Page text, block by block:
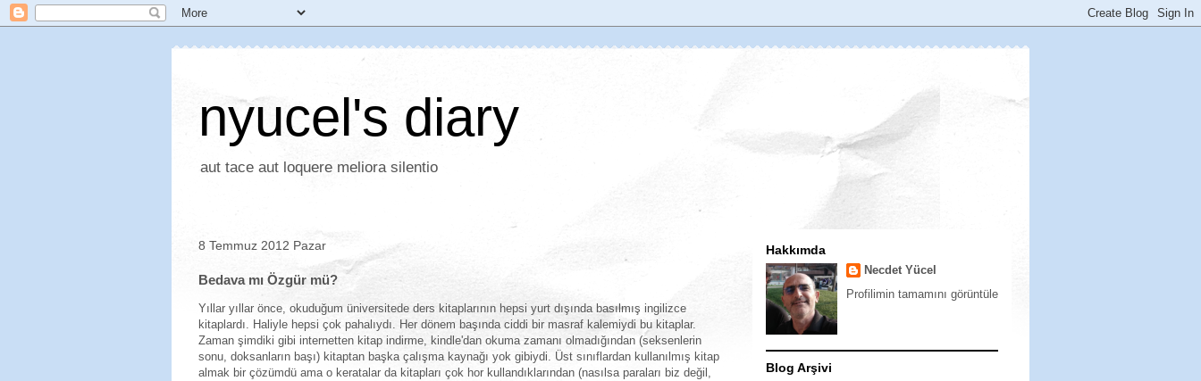
nyucel's diary
aut tace aut loquere meliora silentio
8 Temmuz 2012 Pazar
Bedava mı Özgür mü?
Yıllar yıllar önce, okuduğum üniversitede ders kitaplarının hepsi yurt dışında basılmış ingilizce
kitaplardı. Haliyle hepsi çok pahalıydı. Her dönem başında ciddi bir masraf kalemiydi bu kitaplar.
Zaman şimdiki gibi internetten kitap indirme, kindle'dan okuma zamanı olmadığından (seksenlerin
sonu, doksanların başı) kitaptan başka çalışma kaynağı yok gibiydi. Üst sınıflardan kullanılmış kitap
almak bir çözümdü ama o keratalar da kitapları çok hor kullandıklarından (nasılsa paraları biz değil,
Hakkımda
Necdet Yücel
Profilimin tamamını görüntüle
Blog Arşivi